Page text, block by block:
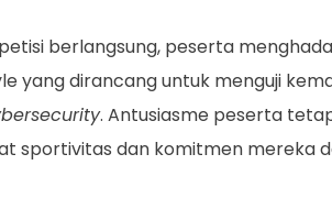
berlangsung, peserta
yang dirancang untuk menguji
. Antusiasme peserta
sportivitas dan komitmen mereka